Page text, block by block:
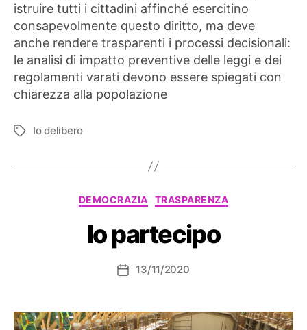
istruire tutti i cittadini affinché esercitino
consapevolmente questo diritto, ma deve
anche rendere trasparenti i processi decisionali:
le analisi di impatto preventive delle leggi e dei
regolamenti varati devono essere spiegati con
chiarezza alla popolazione
Tag Io delibero
Categorie
DEMOCRAZIA TRASPARENZA
Io partecipo
Data13/11/2020